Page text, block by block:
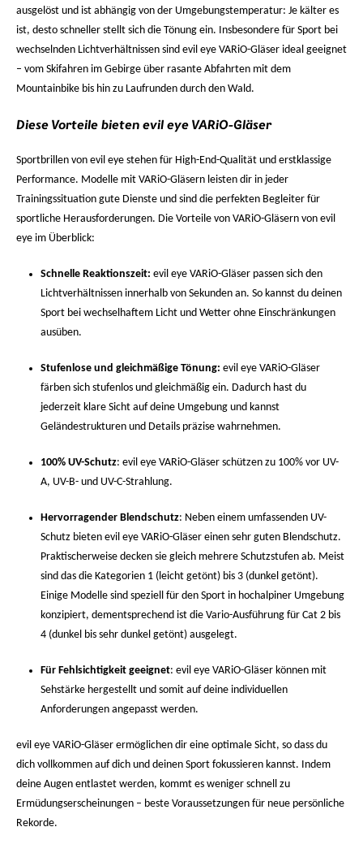
ausgelöst und ist abhängig von der Umgebungstemperatur: Je kälter es
ist, desto schneller stellt sich die Tönung ein. Insbesondere für Sport bei
wechselnden Lichtverhältnissen sind evil eye VARiO-Gläser ideal geeignet
– vom Skifahren im Gebirge über rasante Abfahrten mit dem
Mountainbike bis hin zu Laufrunden durch den Wald.
Diese Vorteile bieten evil eye VARiO-Gläser
Sportbrillen von evil eye stehen für High-End-Qualität und erstklassige
Performance. Modelle mit VARiO-Gläsern leisten dir in jeder
Trainingssituation gute Dienste und sind die perfekten Begleiter für
sportliche Herausforderungen. Die Vorteile von VARiO-Gläsern von evil
eye im Überblick:
Schnelle Reaktionszeit: evil eye VARiO-Gläser passen sich den
Lichtverhältnissen innerhalb von Sekunden an. So kannst du deinen
Sport bei wechselhaftem Licht und Wetter ohne Einschränkungen
ausüben.
Stufenlose und gleichmäßige Tönung: evil eye VARiO-Gläser
färben sich stufenlos und gleichmäßig ein. Dadurch hast du
jederzeit klare Sicht auf deine Umgebung und kannst
Geländestrukturen und Details präzise wahrnehmen.
100% UV-Schutz: evil eye VARiO-Gläser schützen zu 100% vor UV-
A, UV-B- und UV-C-Strahlung.
Hervorragender Blendschutz: Neben einem umfassenden UV-
Schutz bieten evil eye VARiO-Gläser einen sehr guten Blendschutz.
Praktischerweise decken sie gleich mehrere Schutzstufen ab. Meist
sind das die Kategorien 1 (leicht getönt) bis 3 (dunkel getönt).
Einige Modelle sind speziell für den Sport in hochalpiner Umgebung
konzipiert, dementsprechend ist die Vario-Ausführung für Cat 2 bis
4 (dunkel bis sehr dunkel getönt) ausgelegt.
Für Fehlsichtigkeit geeignet: evil eye VARiO-Gläser können mit
Sehstärke hergestellt und somit auf deine individuellen
Anforderungen angepasst werden.
evil eye VARiO-Gläser ermöglichen dir eine optimale Sicht, so dass du
dich vollkommen auf dich und deinen Sport fokussieren kannst. Indem
deine Augen entlastet werden, kommt es weniger schnell zu
Ermüdungserscheinungen – beste Voraussetzungen für neue persönliche
Rekorde.